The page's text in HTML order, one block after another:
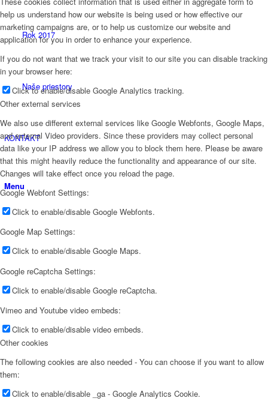
Rok 2017
Naše priestory
KONTAKT
Menu
help us understand how our website is being used or how effective our
marketing campaigns are, or to help us customize our website and
application for you in order to enhance your experience.
If you do not want that we track your visit to our site you can disable tracking
in your browser here:
Click to enable/disable Google Analytics tracking.
Other external services
We also use different external services like Google Webfonts, Google Maps,
and external Video providers. Since these providers may collect personal
data like your IP address we allow you to block them here. Please be aware
that this might heavily reduce the functionality and appearance of our site.
Changes will take effect once you reload the page.
Google Webfont Settings:
Click to enable/disable Google Webfonts.
Google Map Settings:
Click to enable/disable Google Maps.
Google reCaptcha Settings:
Click to enable/disable Google reCaptcha.
Vimeo and Youtube video embeds:
Click to enable/disable video embeds.
Other cookies
The following cookies are also needed - You can choose if you want to allow
them:
Click to enable/disable _ga - Google Analytics Cookie.